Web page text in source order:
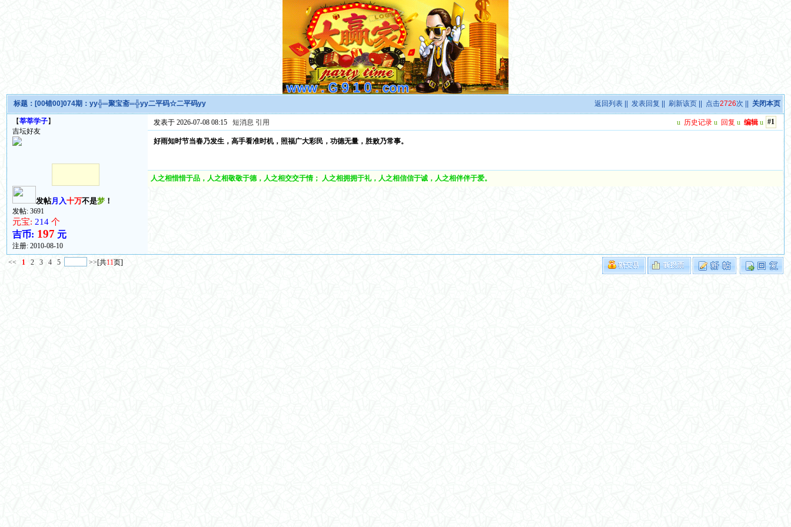
返回列表 ||发表回复 ||刷新该页 || 点击2726次 || 关闭本页
标题： [00错00]074期：yy╬═聚宝斋═╬yy二平码☆二平码yy
【莘莘学子】
吉坛好友
发帖月入十万不是梦 ！
发帖: 3691
元宝: 214个
吉币: 197 元
注册:2010-08-10
#1
u 历史记录 u 回复 u 编辑 u
发表于 2026-07-08 08:15短消息 引用
好雨知时节当春乃发生，高手看准时机，照福广大彩民，功德无量，胜败乃常事。
人之相惜惜于品，人之相敬敬于德，人之相交交于情； 人之相拥拥于礼，人之相信信于诚，人之相伴伴于爱。
<< 1 2 3 4 5 >>[共11页]